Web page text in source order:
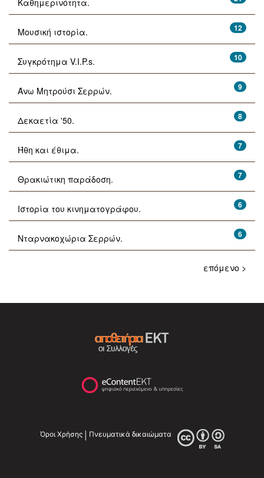
12
Μουσική ιστορία.
10
Συγκρότημα V.I.P.s.
9
Άνω Μητρούσι Σερρών.
8
Δεκαετία '50.
7
Ήθη και έθιμα.
7
Θρακιώτικη παράδοση.
6
Ιστορία του κινηματογράφου.
6
Νταρνακοχώρια Σερρών.
επόμενο >